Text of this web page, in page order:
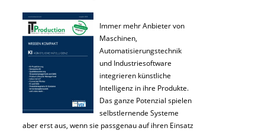
Immer mehr Anbieter von
Maschinen,
Automatisierungstechnik
und Industriesoftware
integrieren künstliche
Intelligenz in ihre Produkte.
Das ganze Potenzial spielen
selbstlernende Systeme
aber erst aus, wenn sie passgenau auf ihren Einsatz